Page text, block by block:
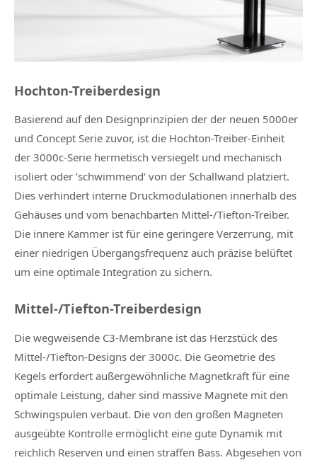
Hochton-Treiberdesign
Basierend auf den Designprinzipien der der neuen 5000er
und Concept Serie zuvor, ist die Hochton-Treiber-Einheit
der 3000c-Serie hermetisch versiegelt und mechanisch
isoliert oder ’schwimmend‘ von der Schallwand platziert.
Dies verhindert interne Druckmodulationen innerhalb des
Gehäuses und vom benachbarten Mittel-/Tiefton-Treiber.
Die innere Kammer ist für eine geringere Verzerrung, mit
einer niedrigen Übergangsfrequenz auch präzise belüftet
um eine optimale Integration zu sichern.
Mittel-/Tiefton-Treiberdesign
Die wegweisende C3-Membrane ist das Herzstück des
Mittel-/Tiefton-Designs der 3000c. Die Geometrie des
Kegels erfordert außergewöhnliche Magnetkraft für eine
optimale Leistung, daher sind massive Magnete mit den
Schwingspulen verbaut. Die von den großen Magneten
ausgeübte Kontrolle ermöglicht eine gute Dynamik mit
reichlich Reserven und einen straffen Bass. Abgesehen von